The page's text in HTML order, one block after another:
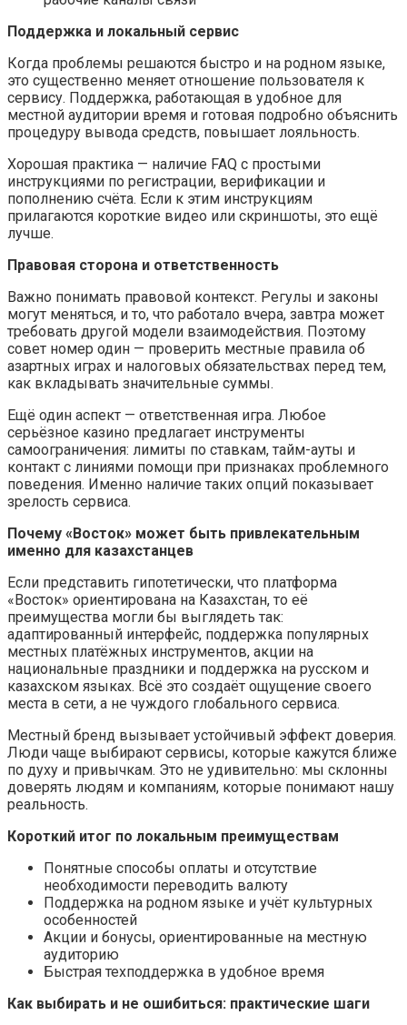
Поддержка и локальный сервис
Когда проблемы решаются быстро и на родном языке,
это существенно меняет отношение пользователя к
сервису. Поддержка, работающая в удобное для
местной аудитории время и готовая подробно объяснить
процедуру вывода средств, повышает лояльность.
Хорошая практика — наличие FAQ с простыми
инструкциями по регистрации, верификации и
пополнению счёта. Если к этим инструкциям
прилагаются короткие видео или скриншоты, это ещё
лучше.
Правовая сторона и ответственность
Важно понимать правовой контекст. Регулы и законы
могут меняться, и то, что работало вчера, завтра может
требовать другой модели взаимодействия. Поэтому
совет номер один — проверить местные правила об
азартных играх и налоговых обязательствах перед тем,
как вкладывать значительные суммы.
Ещё один аспект — ответственная игра. Любое
серьёзное казино предлагает инструменты
самоограничения: лимиты по ставкам, тайм-ауты и
контакт с линиями помощи при признаках проблемного
поведения. Именно наличие таких опций показывает
зрелость сервиса.
Почему «Восток» может быть привлекательным
именно для казахстанцев
Если представить гипотетически, что платформа
«Восток» ориентирована на Казахстан, то её
преимущества могли бы выглядеть так:
адаптированный интерфейс, поддержка популярных
местных платёжных инструментов, акции на
национальные праздники и поддержка на русском и
казахском языках. Всё это создаёт ощущение своего
места в сети, а не чуждого глобального сервиса.
Местный бренд вызывает устойчивый эффект доверия.
Люди чаще выбирают сервисы, которые кажутся ближе
по духу и привычкам. Это не удивительно: мы склонны
доверять людям и компаниям, которые понимают нашу
реальность.
Короткий итог по локальным преимуществам
Понятные способы оплаты и отсутствие
необходимости переводить валюту
Поддержка на родном языке и учёт культурных
особенностей
Акции и бонусы, ориентированные на местную
аудиторию
Быстрая техподдержка в удобное время
Как выбирать и не ошибиться: практические шаги